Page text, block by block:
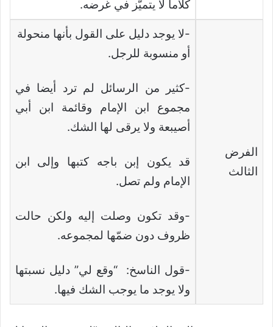
كلاما لا يتميَّز في غرضه.
الفرض
الثالث
-لا يوجد دليل على القول بأنها منحولة
أو منسوبة للرجل.
-كثير من الرسائل لم ترد أيضا في
مجموع ابن الإمام وقائمة ابن أبي
أصيبعة ولا يرقى لها الشك.
قد يكون إبن باجه كتبها وإلى ابن
الإمام ولم تصل.
-وقد تكون وصلت إليه ولكن حالت
ظروف دون ضمّها لمجموعه.
-قول الناسخ: “وقع لي” دليل نسبتها
ولا يوجد ما يوجب الشك فيها.